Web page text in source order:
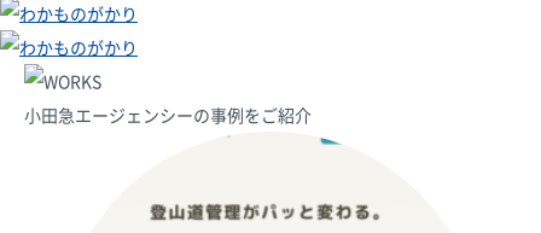
小田急エージェンシーの事例をご紹介